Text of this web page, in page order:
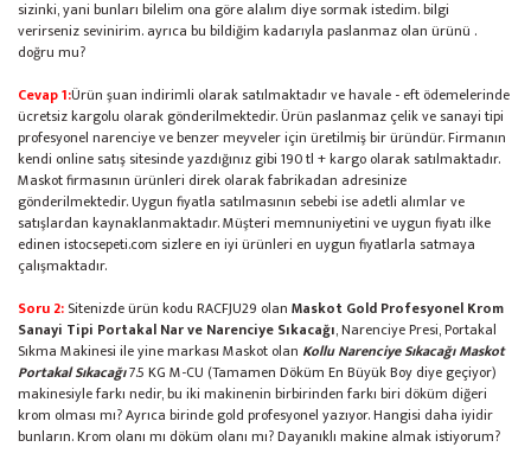
sizinki, yani bunları bilelim ona göre alalım diye sormak istedim. bilgi
verirseniz sevinirim. ayrıca bu bildiğim kadarıyla paslanmaz olan ürünü .
doğru mu?
Cevap 1:Ürün şuan indirimli olarak satılmaktadır ve havale - eft ödemelerinde
ücretsiz kargolu olarak gönderilmektedir. Ürün paslanmaz çelik ve sanayi tipi
profesyonel narenciye ve benzer meyveler için üretilmiş bir üründür. Firmanın
kendi online satış sitesinde yazdığınız gibi 190 tl + kargo olarak satılmaktadır.
Maskot firmasının ürünleri direk olarak fabrikadan adresinize
gönderilmektedir. Uygun fiyatla satılmasının sebebi ise adetli alımlar ve
satışlardan kaynaklanmaktadır. Müşteri memnuniyetini ve uygun fiyatı ilke
edinen istocsepeti.com sizlere en iyi ürünleri en uygun fiyatlarla satmaya
çalışmaktadır.
Soru 2: Sitenizde ürün kodu RACFJU29 olan Maskot Gold Profesyonel Krom
Sanayi Tipi Portakal Nar ve Narenciye Sıkacağı, Narenciye Presi, Portakal
Sıkma Makinesi ile yine markası Maskot olan Kollu Narenciye Sıkacağı Maskot
Portakal Sıkacağı7.5 KG M-CU (Tamamen Döküm En Büyük Boy diye geçiyor)
makinesiyle farkı nedir, bu iki makinenin birbirinden farkı biri döküm diğeri
krom olması mı? Ayrıca birinde gold profesyonel yazıyor. Hangisi daha iyidir
bunların. Krom olanı mı döküm olanı mı? Dayanıklı makine almak istiyorum?